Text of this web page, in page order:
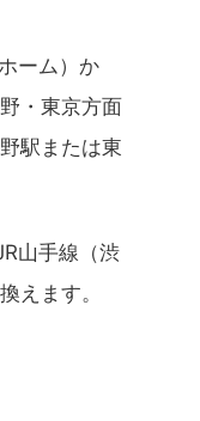
ーム）か
・東京方面
駅または東
山手線（渋
えます。